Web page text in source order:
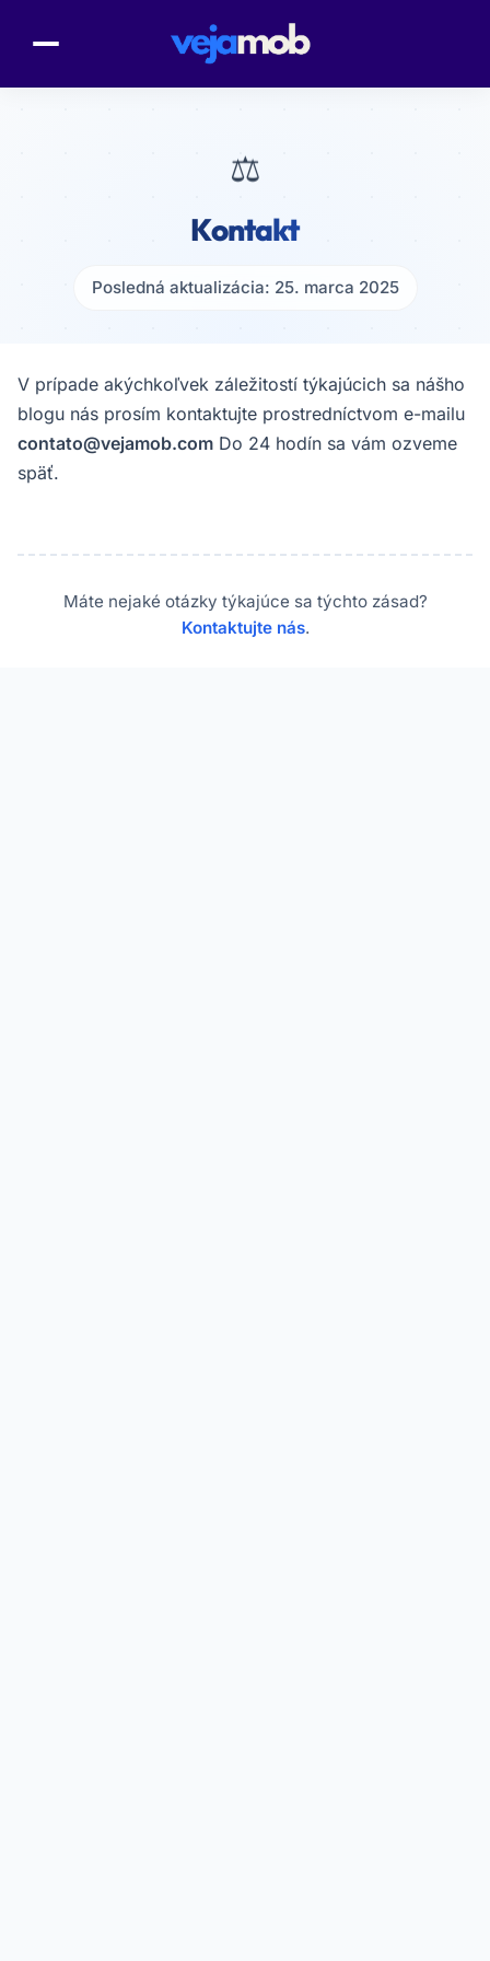
⚖️
Kontakt
Posledná aktualizácia: 25. marca 2025
V prípade akýchkoľvek záležitostí týkajúcich sa nášho
blogu nás prosím kontaktujte prostredníctvom e-mailu
contato@vejamob.com Do 24 hodín sa vám ozveme
späť.
Máte nejaké otázky týkajúce sa týchto zásad?
Kontaktujte nás.